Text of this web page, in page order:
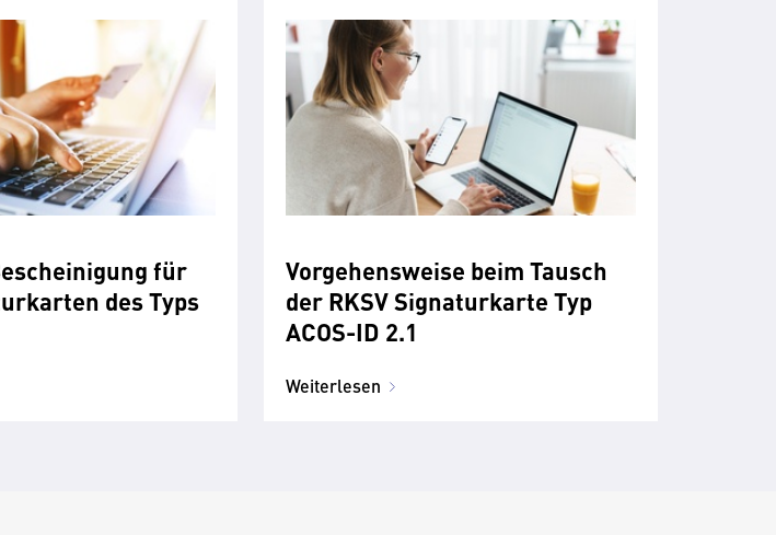
für
des Typs
Vorgehensweise beim Tausch
der RKSV Signaturkarte Typ
ACOS-ID 2.1
Weiterlesen